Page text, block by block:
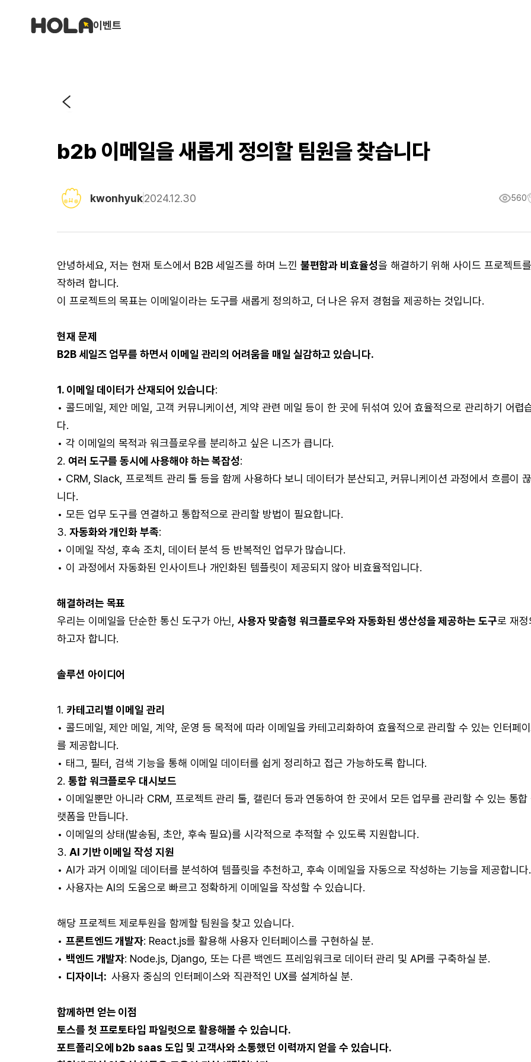
이벤트
b2b 이메일을 새롭게 정의할 팀원을 찾습니다
kwonhyuk2024.12.30 560
안녕하세요, 저는 현재 토스에서 B2B 세일즈를 하며 느낀 불편함과 비효율성을 해결하기 위해 사이드 프로젝트
작하려 합니다.
이 프로젝트의 목표는 이메일이라는 도구를 새롭게 정의하고, 더 나은 유저 경험을 제공하는 것입니다.
현재 문제
B2B 세일즈 업무를 하면서 이메일 관리의 어려움을 매일 실감하고 있습니다.
1. 이메일 데이터가 산재되어 있습니다:
• 콜드메일, 제안 메일, 고객 커뮤니케이션, 계약 관련 메일 등이 한 곳에 뒤섞여 있어 효율적으로 관리하기 어렵
다.
• 각 이메일의 목적과 워크플로우를 분리하고 싶은 니즈가 큽니다.
2. 여러 도구를 동시에 사용해야 하는 복잡성:
• CRM, Slack, 프로젝트 관리 툴 등을 함께 사용하다 보니 데이터가 분산되고, 커뮤니케이션 과정에서 흐름이
니다.
• 모든 업무 도구를 연결하고 통합적으로 관리할 방법이 필요합니다.
3. 자동화와 개인화 부족:
• 이메일 작성, 후속 조치, 데이터 분석 등 반복적인 업무가 많습니다.
• 이 과정에서 자동화된 인사이트나 개인화된 템플릿이 제공되지 않아 비효율적입니다.
해결하려는 목표
우리는 이메일을 단순한 통신 도구가 아닌,사용자 맞춤형 워크플로우와 자동화된 생산성을 제공하는 도구로 재정
하고자 합니다.
솔루션 아이디어
1. 카테고리별 이메일 관리
• 콜드메일, 제안 메일, 계약, 운영 등 목적에 따라 이메일을 카테고리화하여 효율적으로 관리할 수 있는 인터페
를 제공합니다.
• 태그, 필터, 검색 기능을 통해 이메일 데이터를 쉽게 정리하고 접근 가능하도록 합니다.
2. 통합 워크플로우 대시보드
• 이메일뿐만 아니라 CRM, 프로젝트 관리 툴, 캘린더 등과 연동하여 한 곳에서 모든 업무를 관리할 수 있는 통합
랫폼을 만듭니다.
• 이메일의 상태(발송됨, 초안, 후속 필요)를 시각적으로 추적할 수 있도록 지원합니다.
3. AI 기반 이메일 작성 지원
• AI가 과거 이메일 데이터를 분석하여 템플릿을 추천하고, 후속 이메일을 자동으로 작성하는 기능을 제공합니다.
• 사용자는 AI의 도움으로 빠르고 정확하게 이메일을 작성할 수 있습니다.
해당 프로젝트 제로투원을 함께할 팀원을 찾고 있습니다.
• 프론트엔드 개발자: React.js를 활용해 사용자 인터페이스를 구현하실 분.
• 백엔드 개발자: Node.js, Django, 또는 다른 백엔드 프레임워크로 데이터 관리 및 API를 구축하실 분.
• 디자이너: 사용자 중심의 인터페이스와 직관적인 UX를 설계하실 분.
함께하면 얻는 이점
토스를 첫 프로토타입 파일럿으로 활용해볼 수 있습니다.
포트폴리오에 b2b saas 도입 및 고객사와 소통했던 이력까지 얻을 수 있습니다.